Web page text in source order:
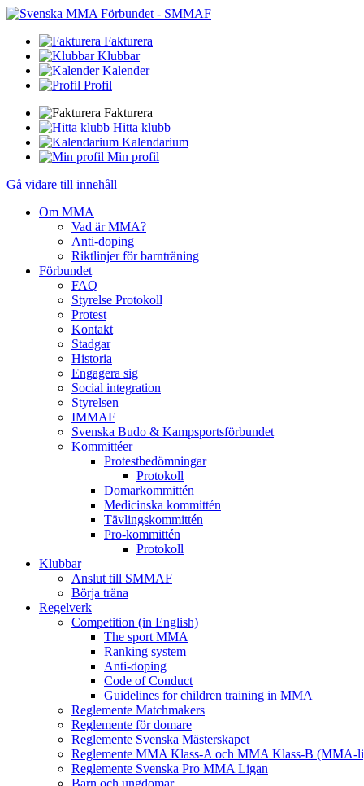
Fakturera
Klubbar
Kalender
Profil
Fakturera
Hitta klubb
Kalendarium
Min profil
Gå vidare till innehåll
Om MMA
Vad är MMA?
Anti-doping
Riktlinjer för barnträning
Förbundet
FAQ
Styrelse Protokoll
Protest
Kontakt
Stadgar
Historia
Engagera sig
Social integration
Styrelsen
IMMAF
Svenska Budo & Kampsportsförbundet
Kommittéer
Protestbedömningar
Protokoll
Domarkommittén
Medicinska kommittén
Tävlingskommittén
Pro-kommittén
Protokoll
Klubbar
Anslut till SMMAF
Börja träna
Regelverk
Competition (in English)
The sport MMA
Ranking system
Anti-doping
Code of Conduct
Guidelines for children training in MMA
Reglemente Matchmakers
Reglemente för domare
Reglemente Svenska Mästerskapet
Reglemente MMA Klass-A och MMA Klass-B (MMA-
Reglemente Svenska Pro MMA Ligan
Barn och ungdomar